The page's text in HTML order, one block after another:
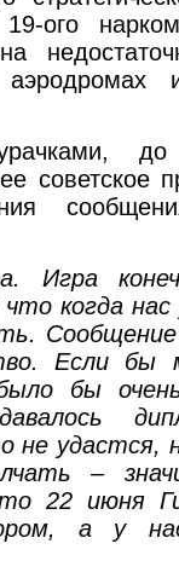
ого
до
советское
Игра
когда
Если
бы
не удастся,
–
22 июня
а у